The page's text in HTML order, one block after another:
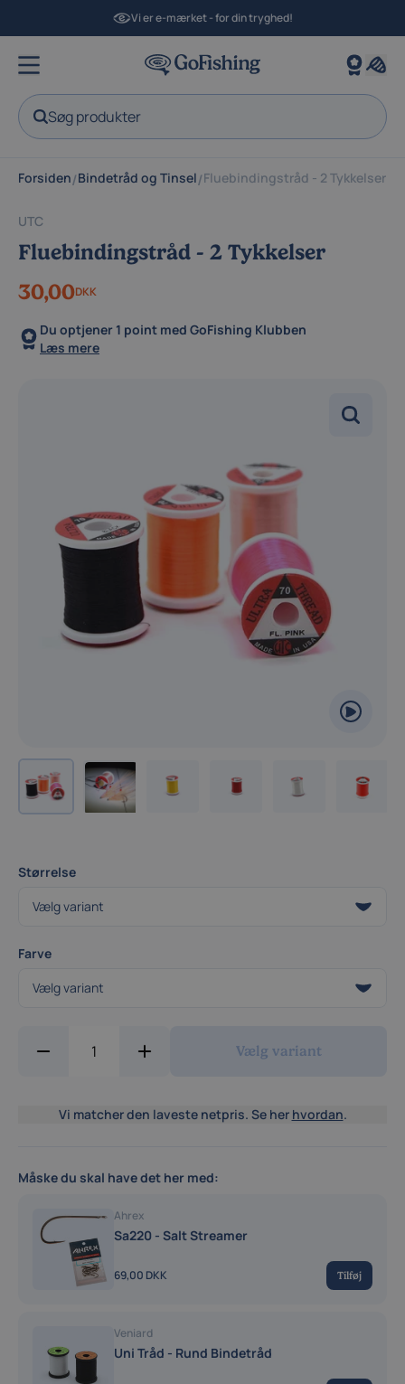
Vi er e-mærket - for din tryghed!
Søg produkter
Forsiden/Bindetråd og Tinsel/Fluebindingstråd - 2 Tykkelser
UTC
Fluebindingstråd - 2 Tykkelser
30,00DKK
Du optjener 1 point med GoFishing Klubben
Læs mere
Størrelse
Farve
Vælg variant
Vi matcher den laveste netpris. Se her hvordan.
Måske du skal have det her med:
Ahrex
Sa220 - Salt Streamer
69,00 DKK Tilføj
Veniard
Uni Tråd - Rund Bindetråd